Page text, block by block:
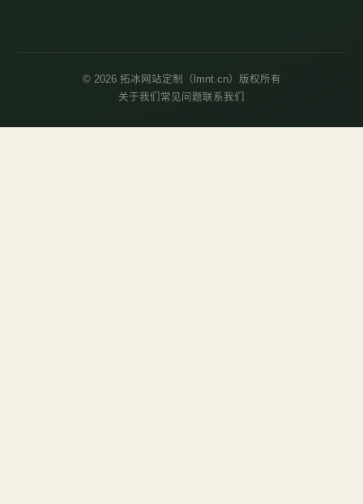
© 2026 拓冰网站定制（lmnt.cn）版权所有
关于我们 常见问题联系我们